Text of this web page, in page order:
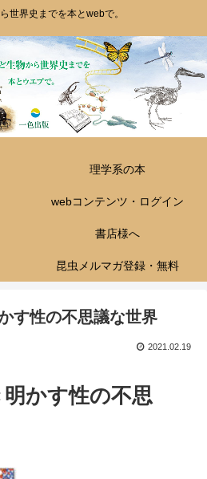
世界史までを本とwebで。
理学系の本
webコンテンツ・ログイン
書店様へ
昆虫メルマガ登録・無料
す性の不思議な世界
2021.02.19
かす性の不思